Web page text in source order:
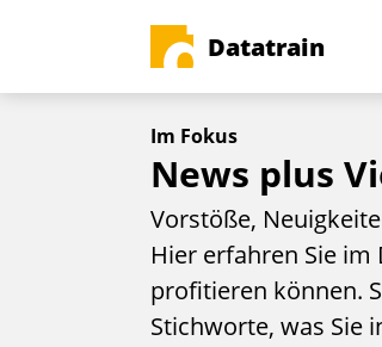
Datatrain
Im Fokus
News plus
Vorstöße,
Hier erfahren Sie
profitieren können.
Stichworte, was Sie